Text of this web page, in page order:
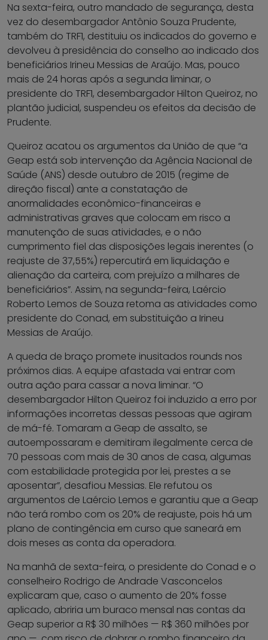
Na sexta-feira, outro mandado de segurança, desta
vez do desembargador Antônio Souza Prudente,
também do TRF1, destituiu os indicados do governo e
devolveu à presidência do conselho ao indicado dos
beneficiários Irineu Messias de Araújo. Mas, pouco
mais de 24 horas após a segunda liminar, o
presidente do TRF1, desembargador Hilton Queiroz, no
plantão judicial, suspendeu os efeitos da decisão de
Prudente.
Queiroz acatou os argumentos da União de que “a
Geap está sob intervenção da Agência Nacional de
Saúde (ANS) desde outubro de 2015 (regime de
direção fiscal) ante a constatação de
anormalidades econômico-financeiras e
administrativas graves que colocam em risco a
manutenção de suas atividades, e o não
cumprimento fiel das disposições legais inerentes (o
reajuste de 37,55%) repercutirá em liquidação e
alienação da carteira, com prejuízo a milhares de
beneficiários”. Assim, na segunda-feira, Laércio
Roberto Lemos de Souza retoma as atividades como
presidente do Conad, em substituição a Irineu
Messias de Araújo.
A queda de braço promete inusitados rounds nos
próximos dias. A equipe afastada vai entrar com
outra ação para cassar a nova liminar. “O
desembargador Hilton Queiroz foi induzido a erro por
informações incorretas dessas pessoas que agiram
de má-fé. Tomaram a Geap de assalto, se
autoempossaram e demitiram ilegalmente cerca de
70 pessoas com mais de 30 anos de casa, algumas
com estabilidade protegida por lei, prestes a se
aposentar”, desafiou Messias. Ele refutou os
argumentos de Laércio Lemos e garantiu que a Geap
não terá rombo com os 20% de reajuste, pois há um
plano de contingência em curso que saneará em
dois meses as conta da operadora.
Na manhã de sexta-feira, o presidente do Conad e o
conselheiro Rodrigo de Andrade Vasconcelos
explicaram que, caso o aumento de 20% fosse
aplicado, abriria um buraco mensal nas contas da
Geap superior a R$ 30 milhões — R$ 360 milhões por